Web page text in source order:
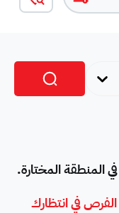
المنطقة المختارة.
في انتظارك